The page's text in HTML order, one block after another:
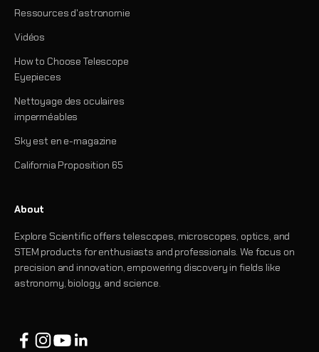
Ressources d'astronomie
Vidéos
How to Choose Telescope
Eyepieces
Nettoyage des oculaires
imperméables
Sky est en e-magazine
California Proposition 65
About
Explore Scientific offers telescopes, microscopes, optics, and
STEM products for enthusiasts and professionals. We focus on
precision and innovation, empowering discovery in fields like
astronomy, biology, and science.